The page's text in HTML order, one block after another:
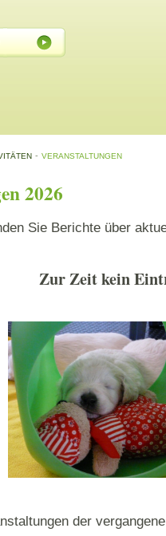
- VERANSTALTUNGEN
2026
Sie Berichte über
Zur Zeit kein
der